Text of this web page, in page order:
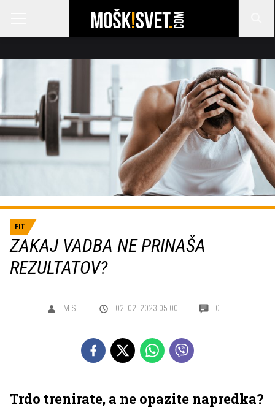
FIT
ZAKAJ VADBA NE PRINAŠA
REZULTATOV?
M.S. 02. 02. 2023 05.00 0
Trdo trenirate, a ne opazite napredka?